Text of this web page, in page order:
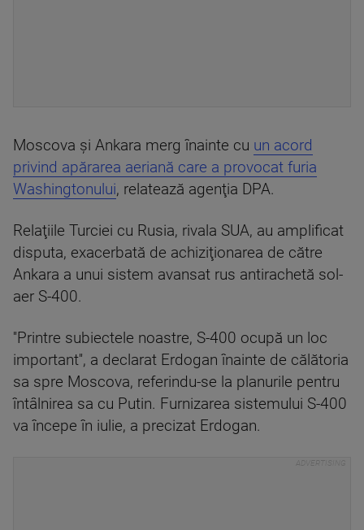
Moscova şi Ankara merg înainte cu un acord
privind apărarea aeriană care a provocat furia
Washingtonului, relatează agenţia DPA.
Relaţiile Turciei cu Rusia, rivala SUA, au amplificat
disputa, exacerbată de achiziţionarea de către
Ankara a unui sistem avansat rus antirachetă sol-
aer S-400.
''Printre subiectele noastre, S-400 ocupă un loc
important'', a declarat Erdogan înainte de călătoria
sa spre Moscova, referindu-se la planurile pentru
întâlnirea sa cu Putin. Furnizarea sistemului S-400
va începe în iulie, a precizat Erdogan.